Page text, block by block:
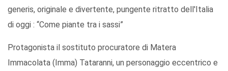
generis, originale e divertente, pungente ritratto dell'Italia
di oggi : “Come piante tra i sassi”
Protagonista il sostituto procuratore di Matera
Immacolata (Imma) Tataranni, un personaggio eccentrico e